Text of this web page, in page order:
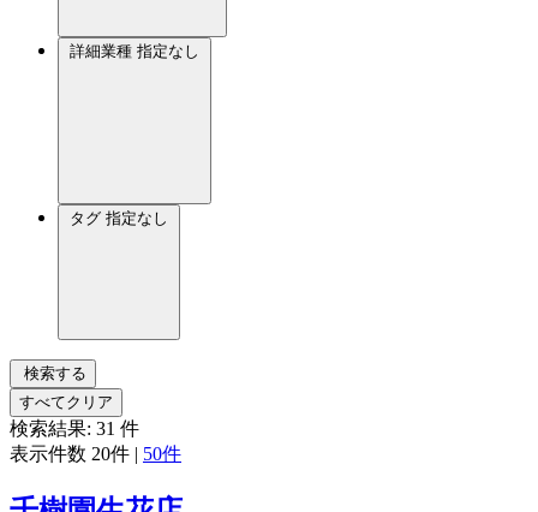
詳細業種 指定なし
タグ 指定なし
検索する
すべてクリア
検索結果: 31 件
表示件数 20件 | 50件